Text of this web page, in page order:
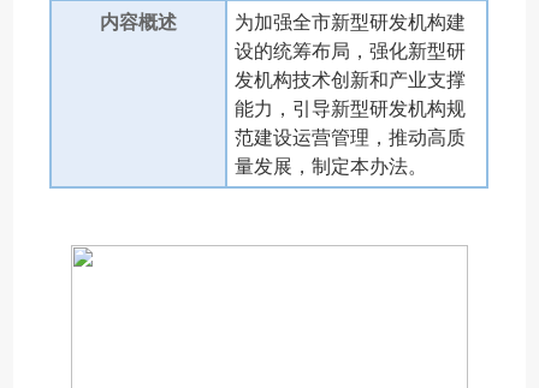
内容概述
为加强全市新型研发机构建
设的统筹布局，强化新型研
发机构技术创新和产业支撑
能力，引导新型研发机构规
范建设运营管理，推动高质
量发展，制定本办法。